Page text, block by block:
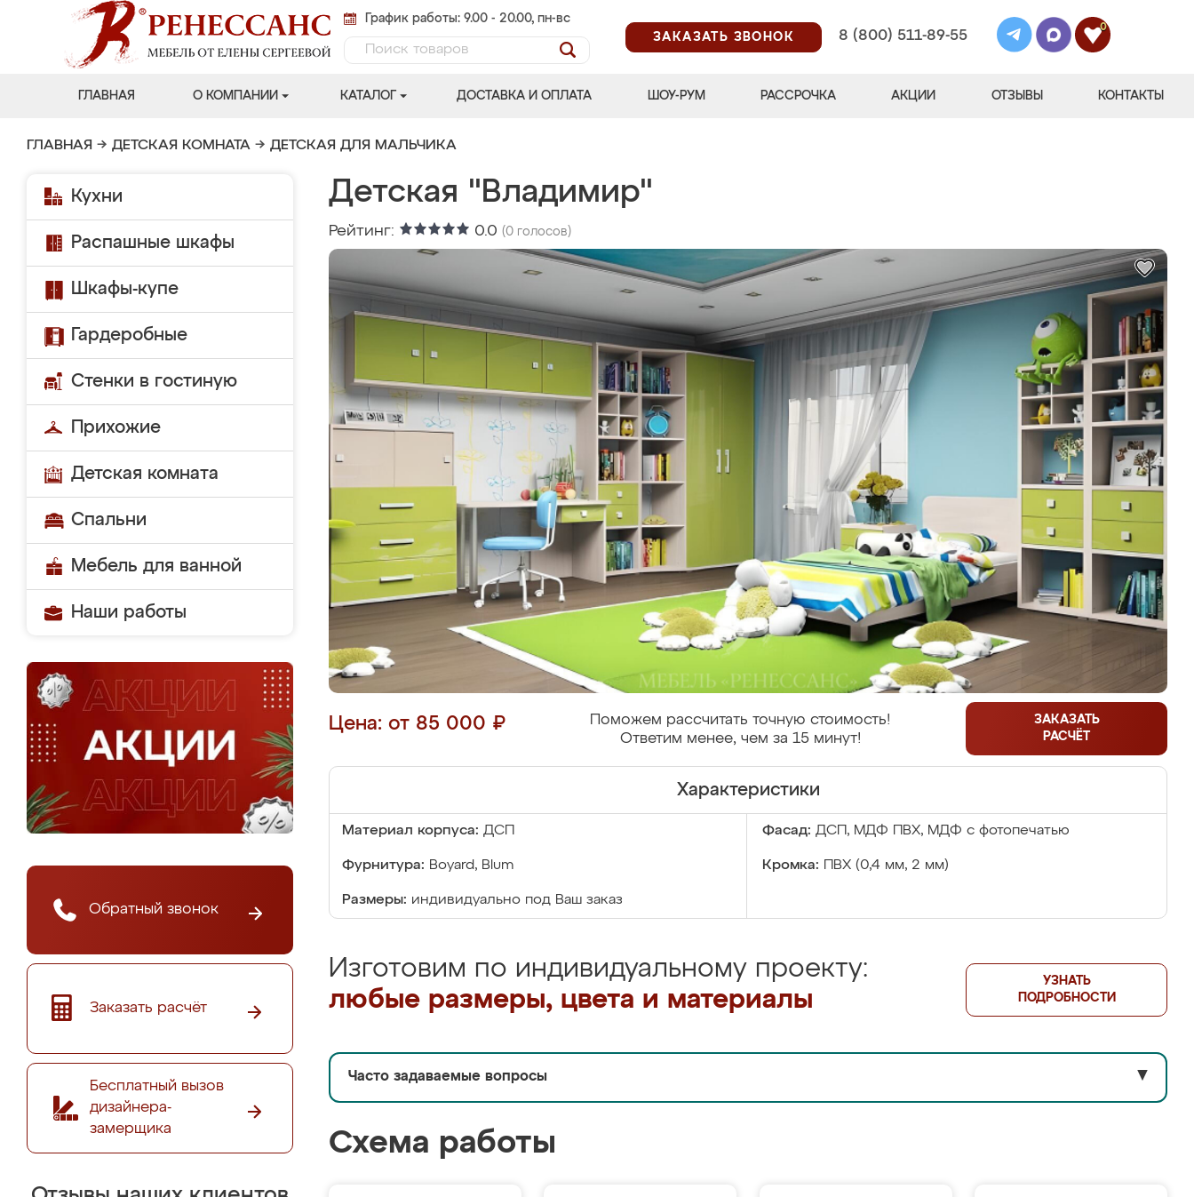
График работы: 9.00 - 20.00, пн-вс
ЗАКАЗАТЬ ЗВОНОК
8 (800) 511-89-55
0
ГЛАВНАЯ О КОМПАНИИ КАТАЛОГ ДОСТАВКА И ОПЛАТА ШОУ-РУМ РАССРОЧКА АКЦИИ ОТЗЫВЫ КОНТАКТЫ
ГЛАВНАЯ → ДЕТСКАЯ КОМНАТА → ДЕТСКАЯ ДЛЯ МАЛЬЧИКА
Кухни
Распашные шкафы
Шкафы-купе
Гардеробные
Стенки в гостиную
Прихожие
Детская комната
Спальни
Мебель для ванной
Наши работы
Обратный звонок
Заказать расчёт
Бесплатный вызов
дизайнера-
замерщика
Детская "Владимир"
Рейтинг: 0.0 (0 голосов)
Цена: от 85 000 ₽
Поможем рассчитать точную стоимость!
Ответим менее, чем за 15 минут!
ЗАКАЗАТЬ
РАСЧЁТ
Характеристики
Материал корпуса: ДСП Фасад: ДСП, МДФ ПВХ, МДФ с фотопечатью
Фурнитура: Boyard, Blum Кромка: ПВХ (0,4 мм, 2 мм)
Размеры: индивидуально под Ваш заказ
Изготовим по индивидуальному проекту:
любые размеры, цвета и материалы
УЗНАТЬ
ПОДРОБНОСТИ
Часто задаваемые вопросы ▼
Схема работы